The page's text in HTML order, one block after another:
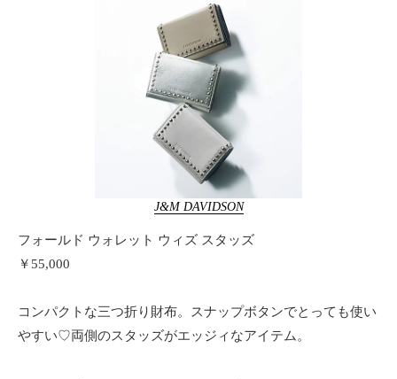
J&M DAVIDSON
フォールド ウォレット ウィズ スタッズ
￥55,000
コンパクトな三つ折り財布。スナップボタンでとっても使い
やすい♡両側のスタッズがエッジィなアイテム。